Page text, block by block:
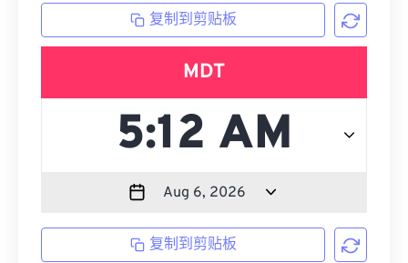
复制到剪贴板
MDT
复制到剪贴板